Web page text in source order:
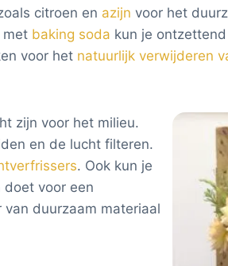
citroen en azijn voor het
met baking soda kun je
voor het natuurlijk verwijderen
zijn voor het milieu.
en de lucht filteren.
. Ook kun je
doet voor een
duurzaam materiaal